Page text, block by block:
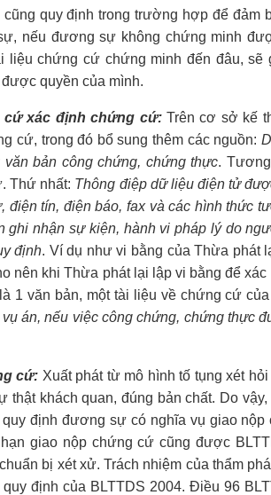
quy định trong trường hợp để đảm
nếu đương sự không chứng minh
liệu chứng cứ chứng minh đến đâu,
quyền của mình.
cứ xác định chứng cứ:Trên cơ sở kế
cứ, trong đó bổ sung thêm các nguồn:
bản công chứng, chứng thực.
Thứ nhất: Thông điệp dữ liệu điện tử
điện tín, điện báo, fax và các hình thức
ghi nhận sự kiện, hành vi pháp lý do
định. Ví dụ như vi bằng của Thừa phát
nên khi Thừa phát lại lập vi bằng để
1 văn bản, một tài liệu về chứng cứ
án, nếu việc công chứng, chứng thực
cứ: Xuất phát từ mô hình tố tụng xét
thật khách quan, đúng bản chất. Do
quy định đương sự có nghĩa vụ giao
giao nộp chứng cứ cũng được
bị xét xử. Trách nhiệm của thẩm
định của BLTTDS 2004. Điều 96